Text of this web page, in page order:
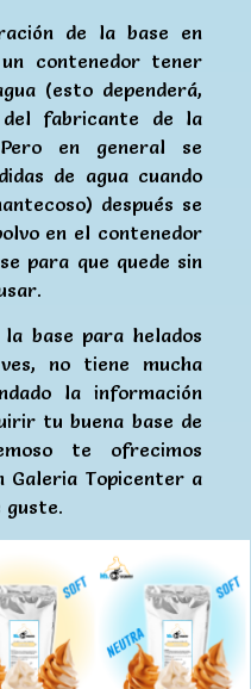
de la base en
contenedor tener
(esto dependerá,
del fabricante de la
en general se
de agua cuando
después se
en el contenedor
para que quede sin
base para helados
no tiene mucha
la información
tu buena base de
te ofrecimos
Galeria Topicenter a
guste.